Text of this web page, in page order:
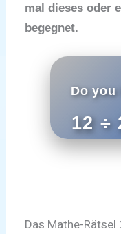
mal dieses oder
begegnet.
Do you
12 ÷
Das Mathe-Rätsel